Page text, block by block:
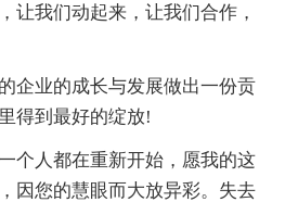
让我们动起来，让我们合作，
业的成长与发展做出一份贡
得到最好的绽放!
人都在重新开始，愿我的这
因您的慧眼而大放异彩。失去